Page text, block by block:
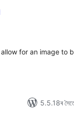
for an image to
5.5.18ৰ সৈতে